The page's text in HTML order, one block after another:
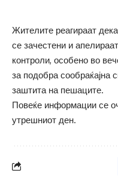
Жителите реагираат
се зачестени и
контроли, особено во
за подобра сообраќајна
заштита на пешаците.
Повеќе информации се
утрешниот ден.